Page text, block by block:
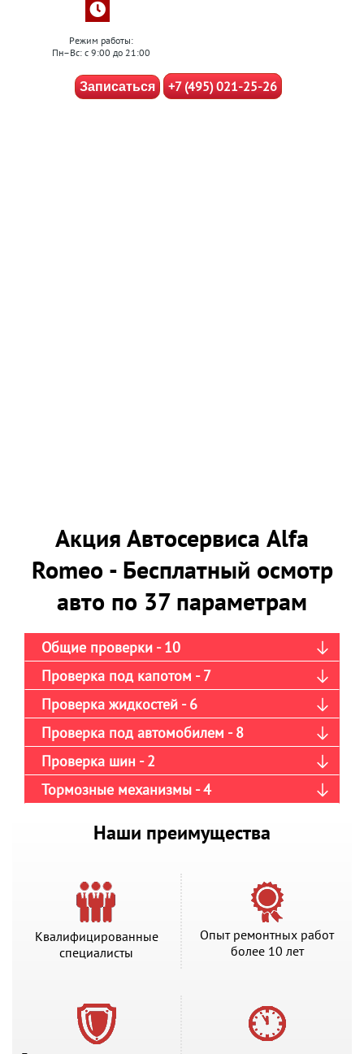
Режим работы:
Пн–Вс: с 9:00 до 21:00
Записаться +7 (495) 021-25-26
Акция Автосервиса Alfa
Romeo - Бесплатный осмотр
авто по 37 параметрам
Общие проверки - 10
Проверка под капотом - 7
Проверка жидкостей - 6
Проверка под автомобилем - 8
Проверка шин - 2
Тормозные механизмы - 4
Наши преимущества
Квалифицированные
специалисты
Опыт ремонтных работ
более 10 лет